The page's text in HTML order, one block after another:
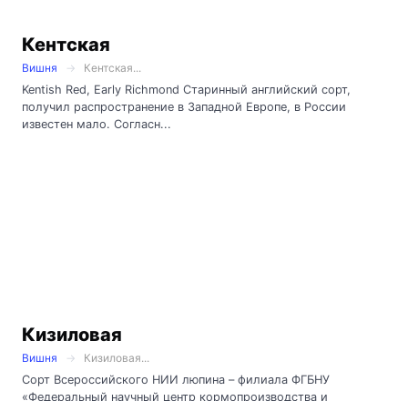
Кентская
Вишня
Кентская...
Kentish Red, Early Richmond Старинный английский сорт,
получил распространение в Западной Европе, в России
известен мало. Согласн...
Кизиловая
Вишня
Кизиловая...
Сорт Всероссийского НИИ люпина – филиала ФГБНУ
«Федеральный научный центр кормопроизводства и